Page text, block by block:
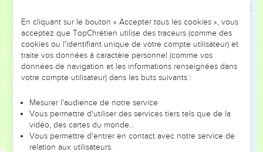
le nom de l'Éternel ;
J'accomplirai mes voeux envers l'Éternel, En présence de
tout son peuple,
Dans les parvis de la maison de l'Éternel, Au milieu de toi,
Psaumes 117
En cliquant sur le bouton « Accepter tous les cookies », vous
acceptez que TopChrétien utilise des traceurs (comme des
cookies ou l'identifiant unique de votre compte utilisateur) et
traite vos données à caractère personnel (comme vos
données de navigation et les informations renseignées dans
votre compte utilisateur) dans les buts suivants :
Mesurer l'audience de notre service
Vous permettre d'utiliser des services tiers tels que de la
vidéo, des cartes du monde…
Vous permettre d'entrer en contact avec notre service de
relation aux utilisateurs.